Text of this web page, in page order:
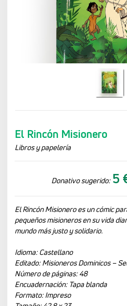
El Rincón Misionero
Libros y papelería
Donativo sugerido: 5
El Rincón Misionero es un cómic
pequeños misioneros en su vida
mundo más justo y solidario.
Idioma: Castellano
Editado: Misioneros Dominicos –
Número de páginas: 48
Encuadernación: Tapa blanda
Formato: Impreso